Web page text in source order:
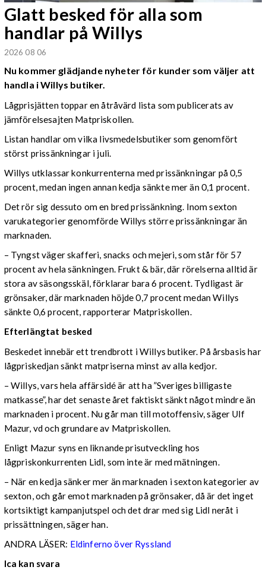
Glatt besked för alla som
handlar på Willys
2026 08 06
Nu kommer glädjande nyheter för kunder som väljer att
handla i Willys butiker.
Lågprisjätten toppar en åtråvärd lista som publicerats av
jämförelsesajten Matpriskollen.
Listan handlar om vilka livsmedelsbutiker som genomfört
störst prissänkningar i juli.
Willys utklassar konkurrenterna med prissänkningar på 0,5
procent, medan ingen annan kedja sänkte mer än 0,1 procent.
Det rör sig dessuto om en bred prissänkning. Inom sexton
varukategorier genomförde Willys större prissänkningar än
marknaden.
– Tyngst väger skafferi, snacks och mejeri, som står för 57
procent av hela sänkningen. Frukt & bär, där rörelserna alltid är
stora av säsongsskäl, förklarar bara 6 procent. Tydligast är
grönsaker, där marknaden höjde 0,7 procent medan Willys
sänkte 0,6 procent, rapporterar Matpriskollen.
Efterlängtat besked
Beskedet innebär ett trendbrott i Willys butiker. På årsbasis har
lågpriskedjan sänkt matpriserna minst av alla kedjor.
– Willys, vars hela affärsidé är att ha ”Sveriges billigaste
matkasse”, har det senaste året faktiskt sänkt något mindre än
marknaden i procent. Nu går man till motoffensiv, säger Ulf
Mazur, vd och grundare av Matpriskollen.
Enligt Mazur syns en liknande prisutveckling hos
lågpriskonkurrenten Lidl, som inte är med mätningen.
– När en kedja sänker mer än marknaden i sexton kategorier av
sexton, och går emot marknaden på grönsaker, då är det inget
kortsiktigt kampanjutspel och det drar med sig Lidl neråt i
prissättningen, säger han.
ANDRA LÄSER: Eldinferno över Ryssland
Ica kan svara